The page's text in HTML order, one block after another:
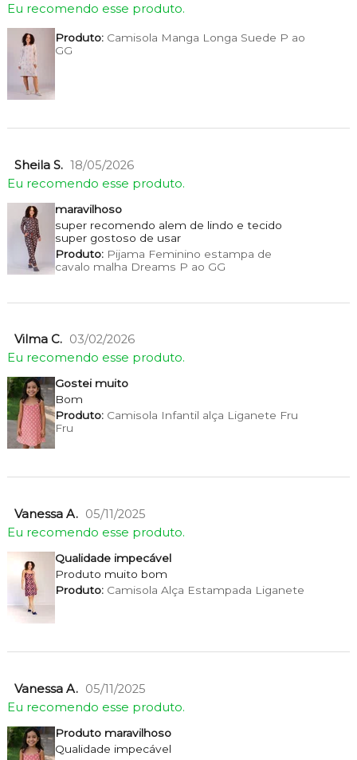
Eu recomendo esse produto.
Produto:Camisola Manga Longa Suede P ao
GG
Sheila S. 18/05/2026
Eu recomendo esse produto.
maravilhoso
super recomendo alem de lindo e tecido
super gostoso de usar
Produto:Pijama Feminino estampa de
cavalo malha Dreams P ao GG
Vilma C. 03/02/2026
Eu recomendo esse produto.
Gostei muito
Bom
Produto:Camisola Infantil alça Liganete Fru
Fru
Vanessa A. 05/11/2025
Eu recomendo esse produto.
Qualidade impecável
Produto muito bom
Produto:Camisola Alça Estampada Liganete
Vanessa A. 05/11/2025
Eu recomendo esse produto.
Produto maravilhoso
Qualidade impecável